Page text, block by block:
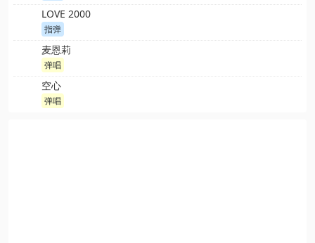
LOVE 2000
指弹
麦恩莉
弹唱
空心
弹唱